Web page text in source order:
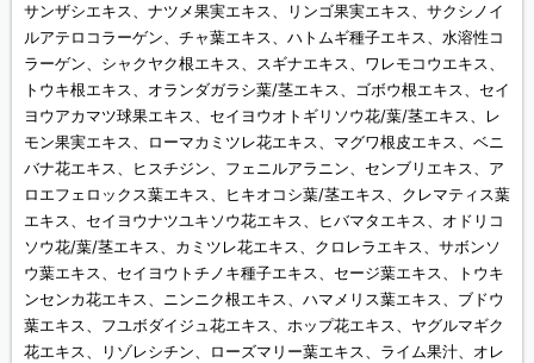
サンザシエキス、ナツメ果実エキス、リンゴ果実エキス、サクシノイ
ルアテロコラーゲン、チャ葉エキス、ハトムギ種子エキス、水溶性コ
ラーゲン、シャクヤク根エキス、スギナエキス、ワレモコウエキス、
トウキ根エキス、オランダガラシ葉/茎エキス、ゴボウ根エキス、セイ
ヨウアカマツ球果エキス、セイヨウオトギリソウ花/葉/茎エキス、レ
モン果実エキス、ローマカミツレ花エキス、マグワ根皮エキス、ベニ
バナ花エキス、ヒスチジン、フェニルアラニン、センブリエキス、ア
ロエフェロックス葉エキス、ヒキオコシ葉/茎エキス、クレマティス葉
エキス、セイヨウナツユキソウ花エキス、ヒバマタエキス、オドリコ
ソウ花/葉/茎エキス、カミツレ花エキス、クロレラエキス、サボンソ
ウ葉エキス、セイヨウトチノキ種子エキス、セージ葉エキス、トウキ
ンセンカ花エキス、ニンニク根エキス、ハマメリス葉エキス、ブドウ
葉エキス、フユボダイジュ花エキス、ホップ花エキス、ヤグルマギク
花エキス、リゾレシチン、ローズマリー葉エキス、ライム果汁、オレ